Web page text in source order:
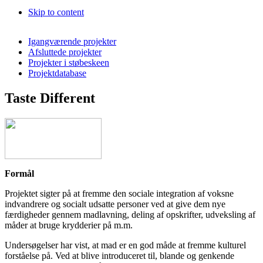
Skip to content
Igangværende projekter
Afsluttede projekter
Projekter i støbeskeen
Projektdatabase
Taste Different
Formål
Projektet sigter på at fremme den sociale integration af voksne
indvandrere og socialt udsatte personer ved at give dem nye
færdigheder gennem madlavning, deling af opskrifter, udveksling af
måder at bruge krydderier på m.m.
Undersøgelser har vist, at mad er en god måde at fremme kulturel
forståelse på. Ved at blive introduceret til, blande og genkende